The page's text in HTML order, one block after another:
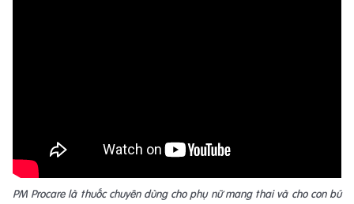
PM Procare là thuốc chuyên dùng cho phụ nữ mang thai và cho con bú